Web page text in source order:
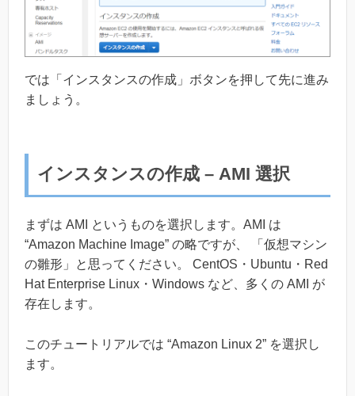
では「インスタンスの作成」ボタンを押して先に進み
ましょう。
インスタンスの作成 – AMI 選択
まずは AMI というものを選択します。AMI は
“Amazon Machine Image” の略ですが、 「仮想マシン
の雛形」と思ってください。 CentOS・Ubuntu・Red
Hat Enterprise Linux・Windows など、多くの AMI が
存在します。
このチュートリアルでは “Amazon Linux 2” を選択し
ます。